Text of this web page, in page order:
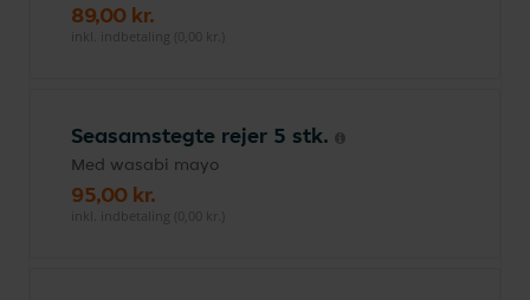
89,00 kr.
inkl. indbetaling (0,00 kr.)
Seasamstegte rejer 5 stk.
Med wasabi mayo
95,00 kr.
inkl. indbetaling (0,00 kr.)